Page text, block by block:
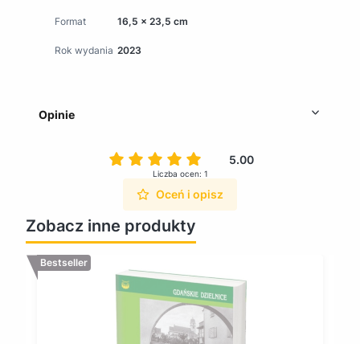
Format 16,5 x 23,5 cm
Rok wydania 2023
Opinie
5.00
Liczba ocen: 1
Oceń i opisz
Zobacz inne produkty
Bestseller